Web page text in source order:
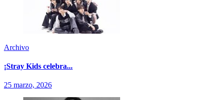
Archivo
¡Stray Kids celebra...
25 marzo, 2026